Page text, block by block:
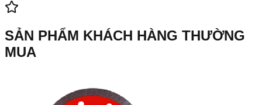
SẢN PHẨM KHÁCH HÀNG THƯỜNG
MUA